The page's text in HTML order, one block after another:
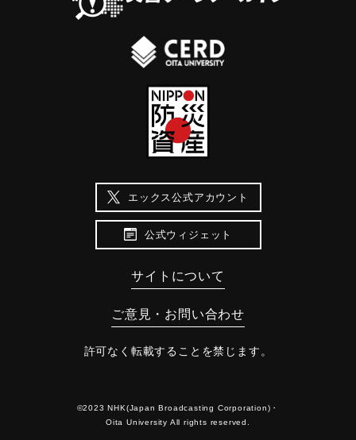
エックス公式アカウント
公式ウィジェット
サイトについて
ご意見・お問い合わせ
許可なく転載することを禁じます。
©2023 NHK(Japan Broadcasting Corporation)・
Oita University All rights reserved.